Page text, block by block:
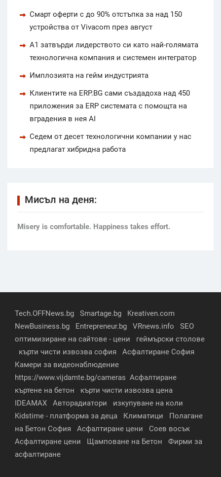
Смарт оферти с до 90% отстъпка за над 150
устройства от Vivacom през август
А1 затвърди лидерството си като най-голямата
технологична компания и системен интегратор
Имплозията на гейм индустрията
Клиентите на ERP.BG сами създадоха над 450
приложения за ERP системата с помощта на
вградения в нея AI
Седем от десет технологични компании у нас
предлагат хибридна работа
Мисъл на деня:
Мisery is comfortable. Happiness takes effort.
Tech.OFFNews.bg Smartage.bg
Kreativen.com
NewBusiness.bg
Entrepreneur.bg VRnews.info
SEO
оптимизиране на сайтове - цени
геймърски столове
кърти чисти извозва софия
Асфалтиране София
Камери за видеонаблюдение
https://www.vijdamte.bg/cameras Асфалтиране
къртене на бетон
кърти чисти извозва цена
IDEAMAX
Авторадиатори
изкупуване на коли
Kidstime - платформа за деца
Климатици
Полагане
на Бетон София
Асфалтиране цени
Соев восък
Асфалтиране цени
Щамповане на Бетон
Фирми за
асфалтиране